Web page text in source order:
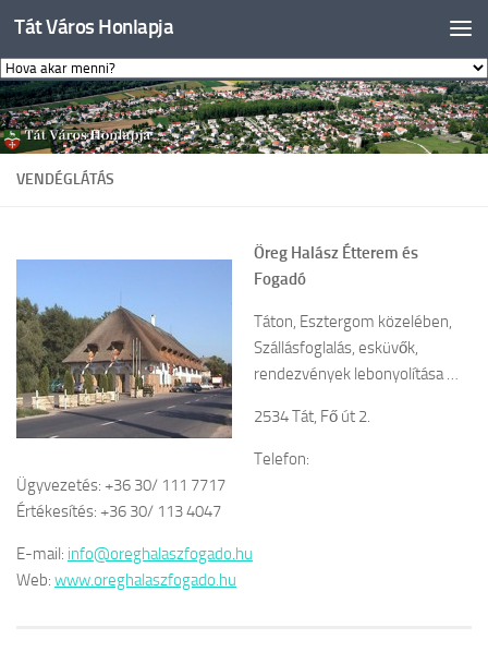
Skip to content
Tát Város Honlapja
VENDÉGLÁTÁS
Öreg Halász Étterem és
Fogadó
Táton, Esztergom közelében,
Szállásfoglalás, esküvők,
rendezvények lebonyolítása …
2534 Tát, Fő út 2.
Telefon:
Ügyvezetés: +36 30/ 111 7717
Értékesítés: +36 30/ 113 4047
E-mail: info@oreghalaszfogado.hu
Web: www.oreghalaszfogado.hu